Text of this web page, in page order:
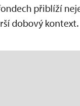
přiblíží
dobový kontext.